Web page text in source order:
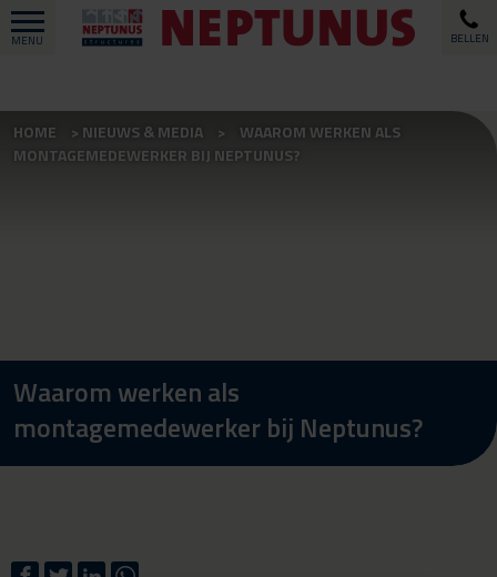
MENU BELLEN
HOME NIEUWS & MEDIA
WAAROM WERKEN ALS
MONTAGEMEDEWERKER BIJ NEPTUNUS?
Waarom werken als
montagemedewerker bij Neptunus?